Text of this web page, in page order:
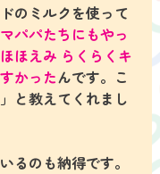
のミルクを使って
パパたちにもやっ
ほえみ らくらくキ
かったんです。こ
と教えてくれまし
るのも納得です。